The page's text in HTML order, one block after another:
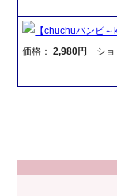
【chuchuバンビ
価格：2,980円 ショ